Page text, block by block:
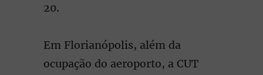
20.
Em Florianópolis, além da
ocupação do aeroporto, a CUT